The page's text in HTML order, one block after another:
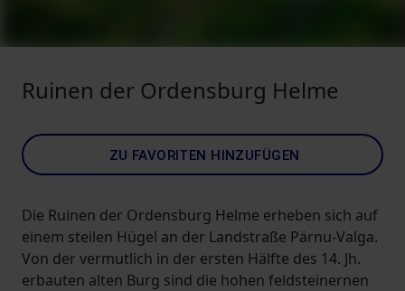
Ruinen der Ordensburg Helme
ZU FAVORITEN HINZUFÜGEN
Die Ruinen der Ordensburg Helme erheben sich auf
einem steilen Hügel an der Landstraße Pärnu-Valga.
Von der vermutlich in der ersten Hälfte des 14. Jh.
erbauten alten Burg sind die hohen feldsteinernen